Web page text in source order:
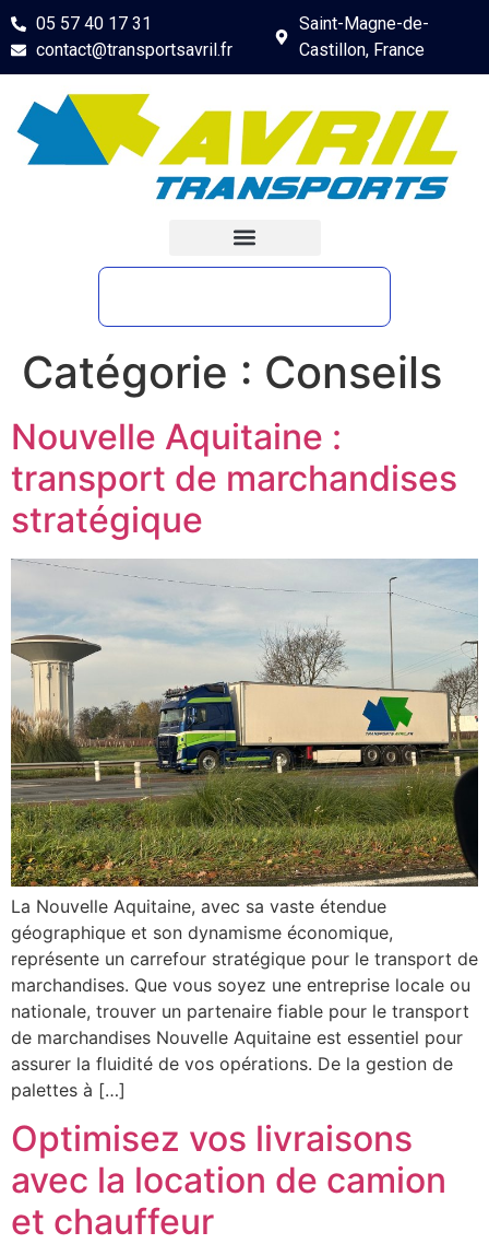
05 57 40 17 31
contact@transportsavril.fr
Saint-Magne-de-
Castillon, France
Catégorie : Conseils
Nouvelle Aquitaine :
transport de marchandises
stratégique
La Nouvelle Aquitaine, avec sa vaste étendue
géographique et son dynamisme économique,
représente un carrefour stratégique pour le transport de
marchandises. Que vous soyez une entreprise locale ou
nationale, trouver un partenaire fiable pour le transport
de marchandises Nouvelle Aquitaine est essentiel pour
assurer la fluidité de vos opérations. De la gestion de
palettes à […]
Optimisez vos livraisons
avec la location de camion
et chauffeur